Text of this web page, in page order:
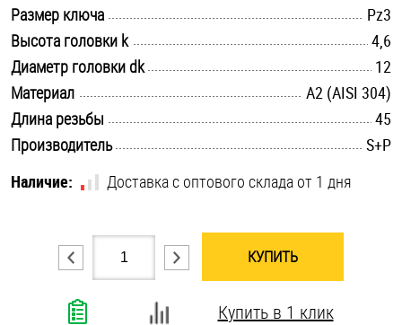
Шайбы
Шпильки
Шплинты
Штифты и пальцы
Размер ключа
Pz3
Высота головки k
4,6
Диаметр головки dk
12
Материал
А2 (AISI 304)
Длина резьбы
45
Производитель
S+P
Наличие:
Доставка с оптового склада от 1 дня
КУПИТЬ
Купить в 1 клик